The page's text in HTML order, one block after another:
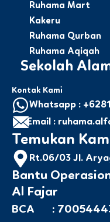
Ruhama Mart
Kakeru
Ruhama Qurban
Ruhama Aqiqah
Sekolah
Kontak Kami
Whatsapp :
Email :
Temukan
Rt.06/03 Jl.
Bantu
Al Fajar
BCA :